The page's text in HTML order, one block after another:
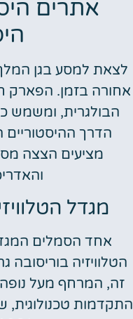
אתרים
לצאת למסע בגן
אחורה בזמן. הפארק
הבולגרית, ומשמש
הדרך ההיסטוריים
מציעים הצצה
מגדל
אחד הסמלים
הטלוויזיה
זה, המרחף מעל